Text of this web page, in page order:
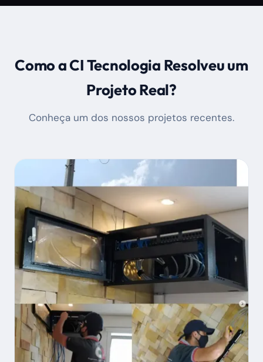
Como a CI Tecnologia Resolveu um
Projeto Real?
Conheça um dos nossos projetos recentes.